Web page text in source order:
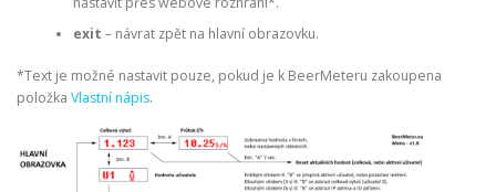
exit – návrat zpět na hlavní obrazovku.
*Text je možné nastavit pouze, pokud je k BeerMeteru zakoupena
položka Vlastní nápis.